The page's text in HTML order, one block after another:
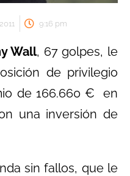
9:16 pm
Wall, 67 golpes, le
de privilegio
de 166.660 € en
una inversión de
sin fallos, que le